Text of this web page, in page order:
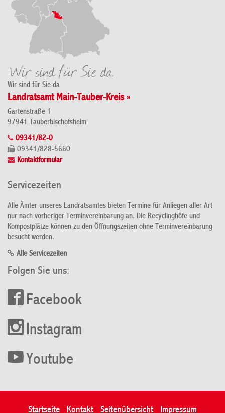
Wir sind für Sie da
Landratsamt Main-Tauber-Kreis »
Gartenstraße 1
97941 Tauberbischofsheim
09341/82-0
09341/828-5660
Kontaktformular
Servicezeiten
Alle Ämter unseres Landratsamtes bieten Termine für Anliegen aller Art
nur nach vorheriger Terminvereinbarung an. Die Recyclinghöfe und
Kompostplätze können zu den Öffnungszeiten ohne Terminvereinbarung
besucht werden.
Alle Servicezeiten
Folgen Sie uns:
Facebook
Instagram
Youtube
Startseite Kontakt Seitenübersicht Impressum